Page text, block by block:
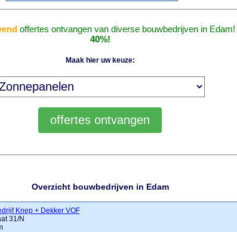
offertes ontvangen van diverse bouwbedrijven in Edam!
40%!
Maak hier uw keuze:
Overzicht bouwbedrijven in Edam
Knep + Dekker VOF
31/N